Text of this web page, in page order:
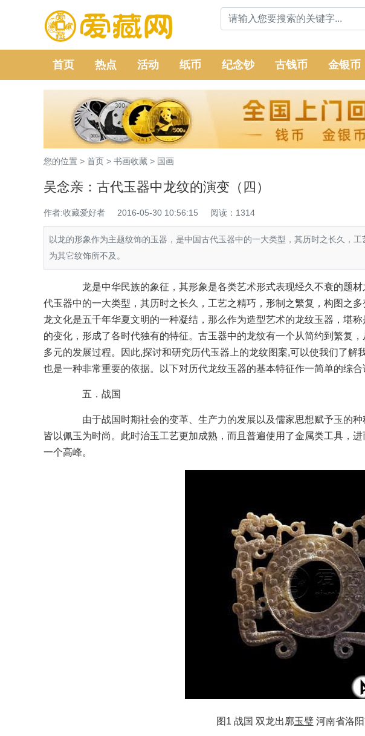
首页 热点 活动 纸币 纪念钞 古钱币 金银币
您的位置 > 首页 > 书画收藏 > 国画
吴念亲：古代玉器中龙纹的演变（四）
作者:收藏爱好者 2016-05-30 10:56:15 阅读：1314
以龙的形象作为主题纹饰的玉器，是中国古代玉器中的一大类型，其历时之长久，
为其它纹饰所不及。
龙是中华民族的象征，其形象是各类艺术形式表现经久不衰的题材
代玉器中的一大类型，其历时之长久，工艺之精巧，形制之繁复，构图之
龙文化是五千年华夏文明的一种凝结，那么作为造型艺术的龙纹玉器，堪
的变化，形成了各时代独有的特征。古玉器中的龙纹有一个从简约到繁复
多元的发展过程。因此,探讨和研究历代玉器上的龙纹图案,可以使我们了解
也是一种非常重要的依据。以下对历代龙纹玉器的基本特征作一简单的综合
五．战国
由于战国时期社会的变革、生产力的发展以及儒家思想赋予玉的种
皆以佩玉为时尚。此时治玉工艺更加成熟，而且普遍使用了金属类工具，
一个高峰。
图1 战国 双龙出廓玉璧河南省洛